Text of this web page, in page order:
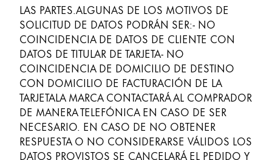
LAS PARTES.ALGUNAS DE LOS MOTIVOS DE
SOLICITUD DE DATOS PODRÁN SER:- NO
COINCIDENCIA DE DATOS DE CLIENTE CON
DATOS DE TITULAR DE TARJETA- NO
COINCIDENCIA DE DOMICILIO DE DESTINO
CON DOMICILIO DE FACTURACIÓN DE LA
TARJETALA MARCA CONTACTARÁ AL COMPRADOR
DE MANERA TELEFÓNICA EN CASO DE SER
NECESARIO. EN CASO DE NO OBTENER
RESPUESTA O NO CONSIDERARSE VÁLIDOS LOS
DATOS PROVISTOS SE CANCELARÁ EL PEDIDO Y